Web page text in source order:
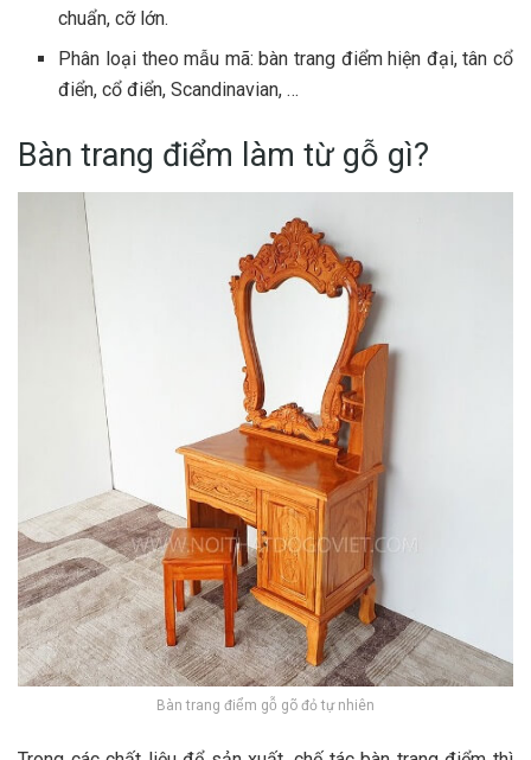
chuẩn, cỡ lớn.
Phân loại theo mẫu mã: bàn trang điểm hiện đại, tân cổ
điển, cổ điển, Scandinavian, …
Bàn trang điểm làm từ gỗ gì?
Bàn trang điểm gỗ gõ đỏ tự nhiên